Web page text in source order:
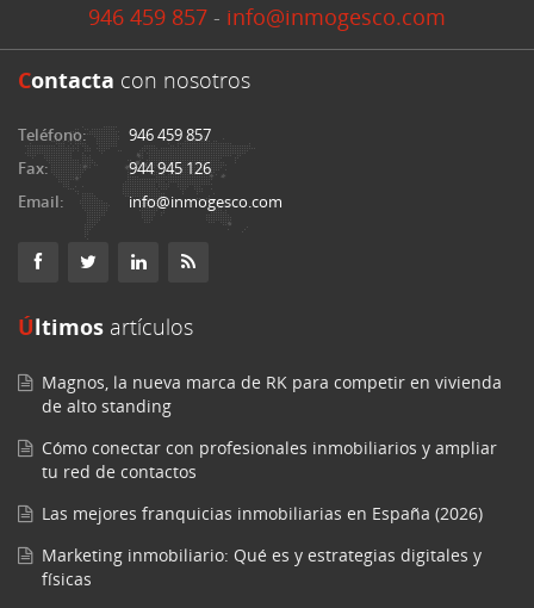
946 459 857 - info@inmogesco.com
Contacta con nosotros
Teléfono:
946 459 857
Fax:
944 945 126
Email:
info@inmogesco.com
Últimos artículos
Magnos, la nueva marca de RK para competir en vivienda
de alto standing
Cómo conectar con profesionales inmobiliarios y ampliar
tu red de contactos
Las mejores franquicias inmobiliarias en España (2026)
Marketing inmobiliario: Qué es y estrategias digitales y
físicas